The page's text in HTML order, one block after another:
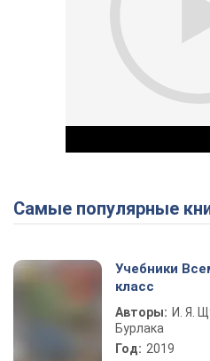
Самые популярные
Учебники
класс
Авторы: И. Я.
Бурлака
Год: 2019